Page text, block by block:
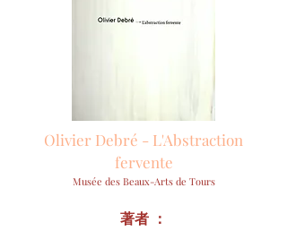
Olivier Debré - L'Abstraction
fervente
Musée des Beaux-Arts de Tours
著者 ：